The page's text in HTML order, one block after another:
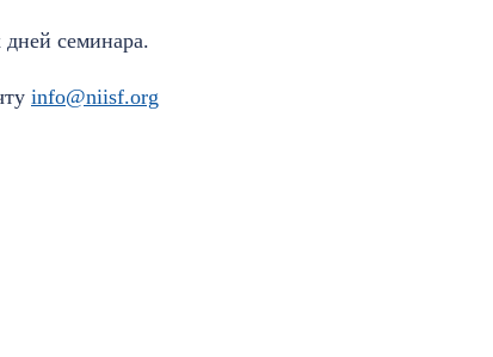
дней семинара.
info@niisf.org